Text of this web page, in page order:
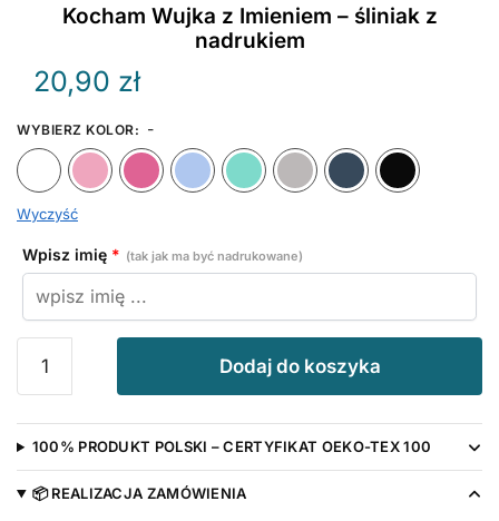
Kocham Wujka z Imieniem – śliniak z
nadrukiem
20,90 zł
WYBIERZ KOLOR: -
Biały
Różowy Ciemny Różowy
Błękitny MiętowySzary
Wyczyść
Wpisz imię * (tak jak ma być nadrukowane)
Kocham
Wujka
z
Imieniem
śliniak
Dodaj do koszyka
100% PRODUKT POLSKI – CERTYFIKAT OEKO-TEX 100
📦 REALIZACJA ZAMÓWIENIA